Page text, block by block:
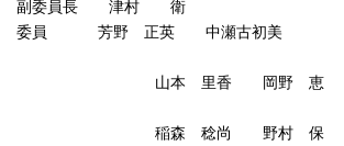
津村 衛
正英 中瀬古初美
香 岡野 恵
尚 野村 保